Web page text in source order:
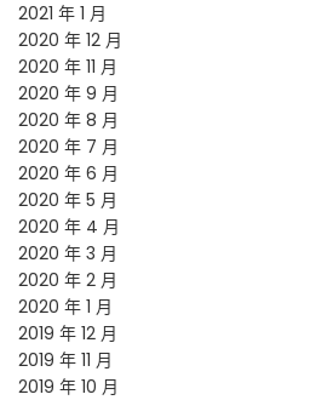
2021 年 1 月
2020 年 12 月
2020 年 11 月
2020 年 9 月
2020 年 8 月
2020 年 7 月
2020 年 6 月
2020 年 5 月
2020 年 4 月
2020 年 3 月
2020 年 2 月
2020 年 1 月
2019 年 12 月
2019 年 11 月
2019 年 10 月